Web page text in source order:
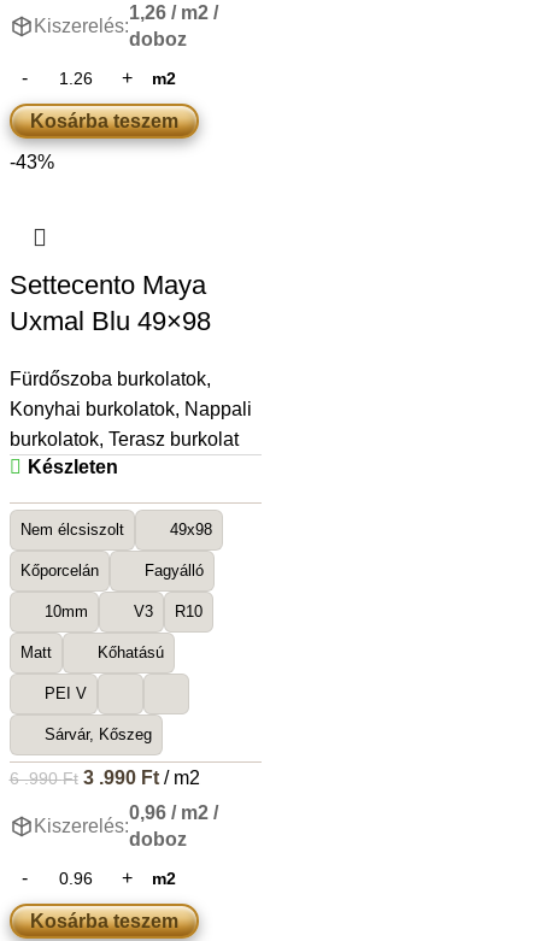
Kiszerelés:
1,26 / m2 /
doboz
m2
Kosárba teszem
-43%
Settecento Maya
Uxmal Blu 49×98
Fürdőszoba burkolatok,
Konyhai burkolatok, Nappali
burkolatok, Terasz burkolat
Készleten
Nem élcsiszolt 49x98
Kőporcelán Fagyálló
10mm V3 R10
Matt Kőhatású
PEI V
Sárvár, Kőszeg
6 .990Ft 3 .990 Ft/ m2
Kiszerelés:
0,96 / m2 /
doboz
m2
Kosárba teszem